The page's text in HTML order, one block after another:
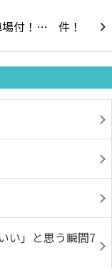
場付！…
い」と思う瞬間7